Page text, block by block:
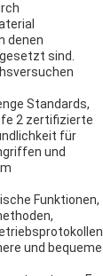
denen
sind.
Standards,
2 zertifizierte
für
und
Funktionen,
und bequeme